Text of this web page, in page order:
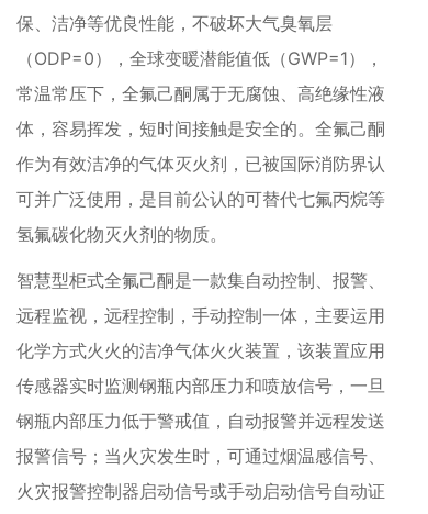
保、洁净等优良性能，不破坏大气臭氧层
（ODP=0），全球变暖潜能值低（GWP=1），
常温常压下，全氟己酮属于无腐蚀、高绝缘性液
体，容易挥发，短时间接触是安全的。全氟己酮
作为有效洁净的气体灭火剂，已被国际消防界认
可并广泛使用，是目前公认的可替代七氟丙烷等
氢氟碳化物灭火剂的物质。
智慧型柜式全氟己酮是一款集自动控制、报警、
远程监视，远程控制，手动控制一体，主要运用
化学方式火火的洁净气体火火装置，该装置应用
传感器实时监测钢瓶内部压力和喷放信号，一旦
钢瓶内部压力低于警戒值，自动报警并远程发送
报警信号；当火灾发生时，可通过烟温感信号、
火灾报警控制器启动信号或手动启动信号自动证